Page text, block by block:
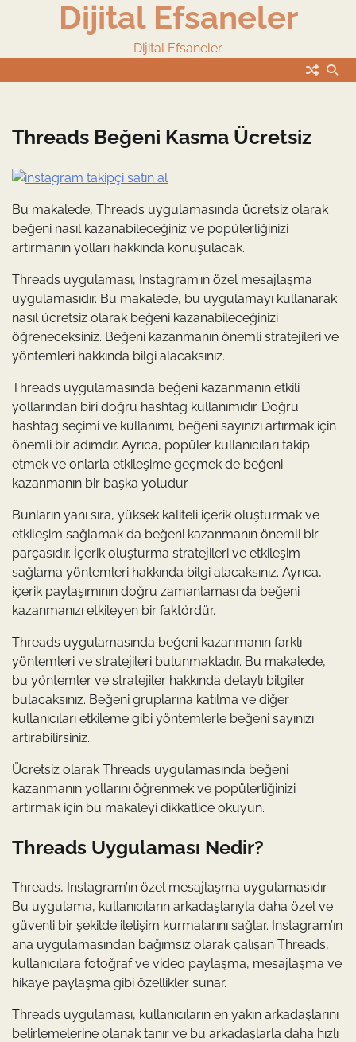
Dijital Efsaneler
Dijital Efsaneler
Threads Beğeni Kasma Ücretsiz
Bu makalede, Threads uygulamasında ücretsiz olarak
beğeni nasıl kazanabileceğiniz ve popülerliğinizi
artırmanın yolları hakkında konuşulacak.
Threads uygulaması, Instagram’ın özel mesajlaşma
uygulamasıdır. Bu makalede, bu uygulamayı kullanarak
nasıl ücretsiz olarak beğeni kazanabileceğinizi
öğreneceksiniz. Beğeni kazanmanın önemli stratejileri ve
yöntemleri hakkında bilgi alacaksınız.
Threads uygulamasında beğeni kazanmanın etkili
yollarından biri doğru hashtag kullanımıdır. Doğru
hashtag seçimi ve kullanımı, beğeni sayınızı artırmak için
önemli bir adımdır. Ayrıca, popüler kullanıcıları takip
etmek ve onlarla etkileşime geçmek de beğeni
kazanmanın bir başka yoludur.
Bunların yanı sıra, yüksek kaliteli içerik oluşturmak ve
etkileşim sağlamak da beğeni kazanmanın önemli bir
parçasıdır. İçerik oluşturma stratejileri ve etkileşim
sağlama yöntemleri hakkında bilgi alacaksınız. Ayrıca,
içerik paylaşımının doğru zamanlaması da beğeni
kazanmanızı etkileyen bir faktördür.
Threads uygulamasında beğeni kazanmanın farklı
yöntemleri ve stratejileri bulunmaktadır. Bu makalede,
bu yöntemler ve stratejiler hakkında detaylı bilgiler
bulacaksınız. Beğeni gruplarına katılma ve diğer
kullanıcıları etkileme gibi yöntemlerle beğeni sayınızı
artırabilirsiniz.
Ücretsiz olarak Threads uygulamasında beğeni
kazanmanın yollarını öğrenmek ve popülerliğinizi
artırmak için bu makaleyi dikkatlice okuyun.
Threads Uygulaması Nedir?
Threads, Instagram’ın özel mesajlaşma uygulamasıdır.
Bu uygulama, kullanıcıların arkadaşlarıyla daha özel ve
güvenli bir şekilde iletişim kurmalarını sağlar. Instagram’ın
ana uygulamasından bağımsız olarak çalışan Threads,
kullanıcılara fotoğraf ve video paylaşma, mesajlaşma ve
hikaye paylaşma gibi özellikler sunar.
Threads uygulaması, kullanıcıların en yakın arkadaşlarını
belirlemelerine olanak tanır ve bu arkadaşlarla daha hızlı